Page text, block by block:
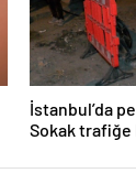
İstanbul’da
Sokak trafiğe